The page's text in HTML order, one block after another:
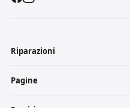
Riparazioni
Pagine